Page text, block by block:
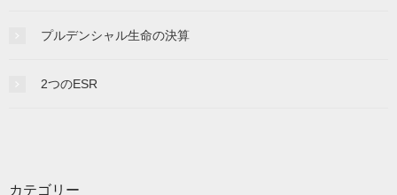
プルデンシャル生命の決算
2つのESR
カテゴリー